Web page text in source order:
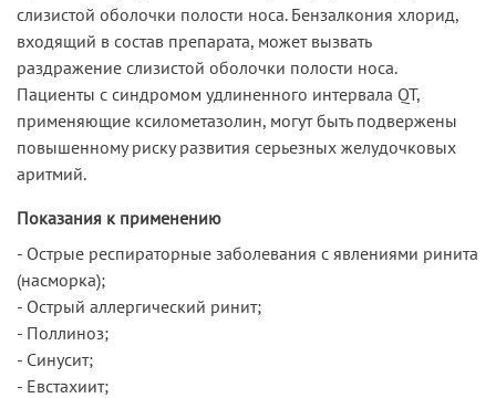
слизистой оболочки полости носа. Бензалкония хлорид,
входящий в состав препарата, может вызвать
раздражение слизистой оболочки полости носа.
Пациенты с синдромом удлиненного интервала QT,
применяющие ксилометазолин, могут быть подвержены
повышенному риску развития серьезных желудочковых
аритмий.
Показания к применению
- Острые респираторные заболевания с явлениями ринита
(насморка);
- Острый аллергический ринит;
- Поллиноз;
- Синусит;
- Евстахиит;